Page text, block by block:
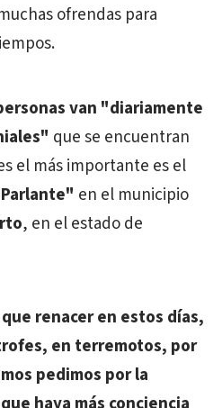
ofrendas para
van "diariamente
que se encuentran
el más importante es el
en el municipio
, en el estado de
renacer en estos días,
en terremotos, por
pedimos por la